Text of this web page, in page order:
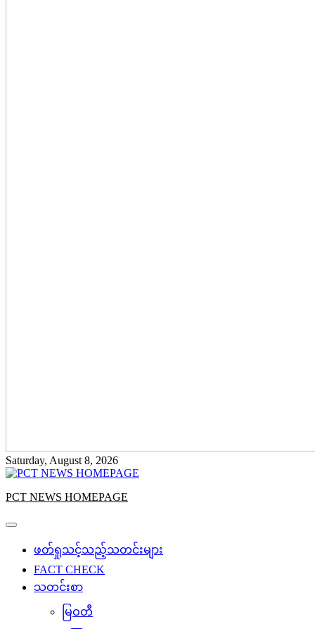
Saturday, August 8, 2026
PCT NEWS HOMEPAGE
ဖတ်ရှုသင့်သည့်သတင်းများ
FACT CHECK
သတင်းစာ
မြဝတီ